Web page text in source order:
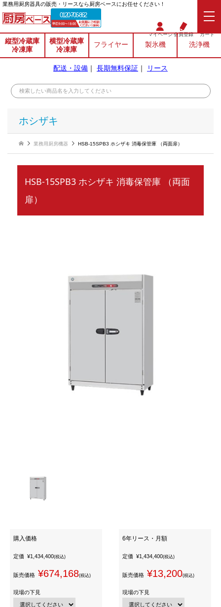
業務⽤厨房器具の販売・リースなら厨房ベースにお任せください！
0120-706-862
マイページ会員登録 カート
縦型冷蔵庫
冷凍庫
横型冷蔵庫
冷凍庫
フライヤー 製氷機 洗浄機
配送・設備 ｜ 長期無料保証 ｜ リース
ホシザキ
業務用厨房機器 HSB-15SPB3 ホシザキ 消毒保管庫 （両面扉）
HSB-15SPB3 ホシザキ 消毒保管庫 （両面
扉）
購入価格
定価 ¥1,434,400(税込)
販売価格 ¥674,168(税込)
現場の下見
6年リース・月額
定価 ¥1,434,400(税込)
販売価格 ¥13,200(税込)
現場の下見